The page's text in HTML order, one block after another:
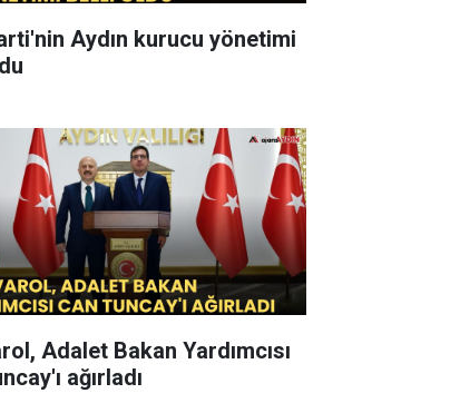
Aydın kurucu yönetimi
Adalet Bakan Yardımcısı
ağırladı